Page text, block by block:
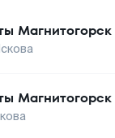
Магнитогорск
Магнитогорск